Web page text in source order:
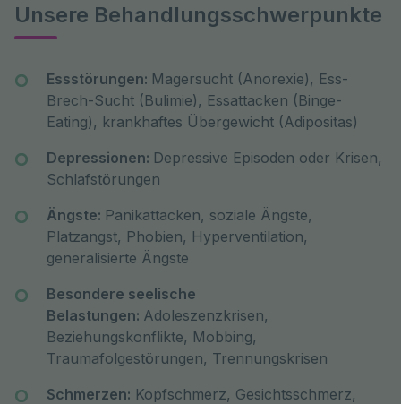
Unsere Behandlungsschwerpunkte
Essstörungen: Magersucht (Anorexie), Ess-
Brech-Sucht (Bulimie), Essattacken (Binge-
Eating), krankhaftes Übergewicht (Adipositas)
Depressionen: Depressive Episoden oder Krisen,
Schlafstörungen
Ängste: Panikattacken, soziale Ängste,
Platzangst, Phobien, Hyperventilation,
generalisierte Ängste
Besondere seelische
Belastungen: Adoleszenzkrisen,
Beziehungskonflikte, Mobbing,
Traumafolgestörungen, Trennungskrisen
Schmerzen: Kopfschmerz, Gesichtsschmerz,